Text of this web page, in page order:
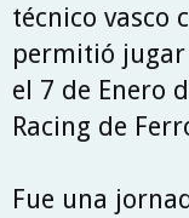
técnico vasco
permitió
el 7 de Enero
Racing de
Fue una